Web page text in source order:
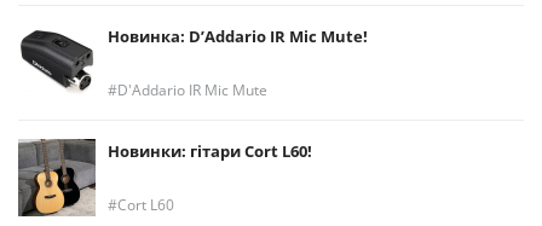
Новинка: D’Addario IR Mic Mute!
D'Addario IR Mic Mute
Новинки: гітари Cort L60!
Cort L60